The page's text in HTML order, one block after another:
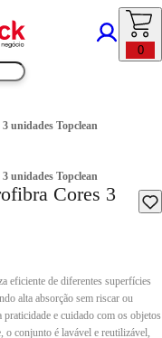
0
unidades Topclean
unidades Topclean
Cores 3
eficiente de diferentes superfícies
alta absorção sem riscar ou
e cuidado com os objetos
o conjunto é lavável e reutilizável,